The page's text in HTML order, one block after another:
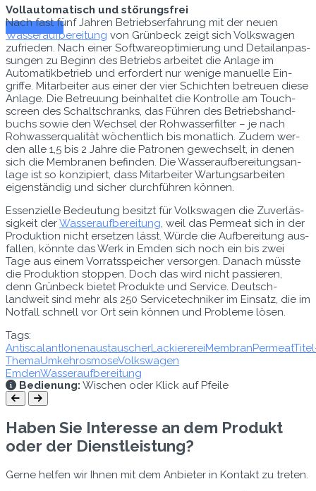
Zum E-Mag
Vol­lau­toma­tisch und störungsfrei
Nach fast fünf Jahren Betrieb­ser­fahrung mit der neuen
Wasser­auf­bere­itung von Grün­beck zeigt sich Volk­swa­gen
zufrieden. Nach ein­er Soft­ware­op­ti­mierung und Detailan­pas­
sun­gen zu Beginn des Betriebs arbeit­et die Anlage im
Automatik­be­trieb und erfordert nur wenige manuelle Ein­
griffe. Mitar­beit­er aus ein­er der vier Schicht­en betreuen diese
Anlage. Die Betreu­ung bein­hal­tet die Kon­trolle am Touch­
screen des Schaltschranks, das Führen des Betrieb­shand­
buchs sowie den Wech­sel der Rohwasser­fil­ter – je nach
Rohwasserqual­ität wöchentlich bis monatlich. Zudem wer­
den alle 1,5 bis 2 Jahre die Patro­nen gewech­selt, in denen
sich die Mem­bra­nen befind­en. Die Wasser­auf­bere­itungsan­
lage ist so konzip­iert, dass Mitar­beit­er Wartungsar­beit­en
eigen­ständig und sich­er durch­führen können.
Essen­zielle Bedeu­tung besitzt für Volk­swa­gen die Zuver­läs­
sigkeit derWasser­auf­bere­itung, weil das Per­me­at sich in der
Pro­duk­tion nicht erset­zen lässt. Würde die Auf­bere­itung aus­
fall­en, kön­nte das Werk in Emden sich noch ein bis zwei
Tage aus einem Vor­ratsspe­ich­er ver­sor­gen. Danach müsste
die Pro­duk­tion stop­pen. Doch das wird nicht passieren,
denn Grün­beck bietet Pro­duk­te und Ser­vice. Deutsch­
landweit sind mehr als 250 Ser­vicetech­niker im Ein­satz, die im
Not­fall schnell vor Ort sein kön­nen und Prob­leme lösen.
Tags:
AntiscalantIonenaustauscherLackierereiMembranPermeat
ThemaUmkehrosmoseVolkswagen
EmdenWasseraufbereitung
Bedienung: Wischen oder Klick auf Pfeile
Haben Sie Interesse an dem Produkt
oder der Dienstleistung?
Gerne helfen wir Ihnen mit dem Anbieter in Kontakt zu treten.